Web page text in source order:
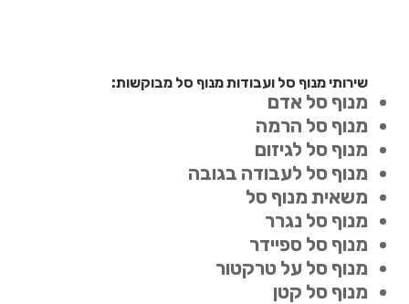
שירותי מנוף סל ועבודות מנוף סל מבוקשות:
מנוף סל אדם
מנוף סל הרמה
מנוף סל לגיזום
מנוף סל לעבודה בגובה
משאית מנוף סל
מנוף סל נגרר
מנוף סל ספיידר
מנוף סל על טרקטור
מנוף סל קטן